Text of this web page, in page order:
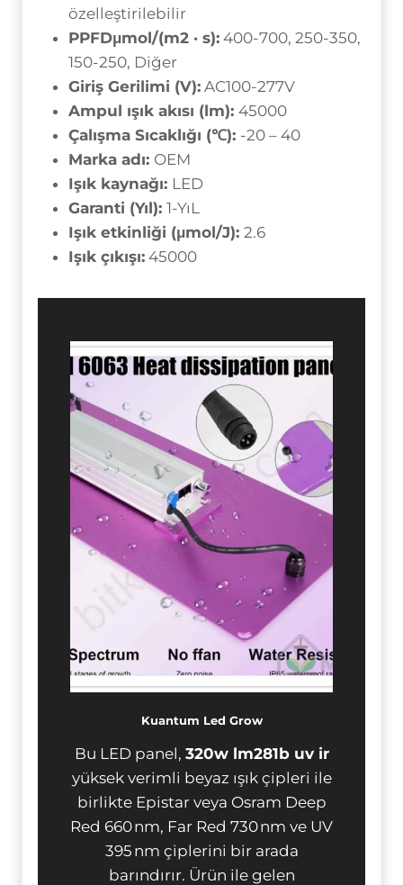
özelleştirilebilir
PPFDμmol/(m2 · s): 400-700, 250-350,
150-250, Diğer
Giriş Gerilimi (V): AC100-277V
Ampul ışık akısı (lm): 45000
Çalışma Sıcaklığı (℃): -20 – 40
Marka adı: OEM
Işık kaynağı: LED
Garanti (Yıl): 1-YıL
Işık etkinliği (μmol/J): 2.6
Işık çıkışı: 45000
Kuantum Led Grow
Bu LED panel, 320w lm281b uv ir
yüksek verimli beyaz ışık çipleri ile
birlikte Epistar veya Osram Deep
Red 660 nm, Far Red 730 nm ve UV
395 nm çiplerini bir arada
barındırır. Ürün ile gelen